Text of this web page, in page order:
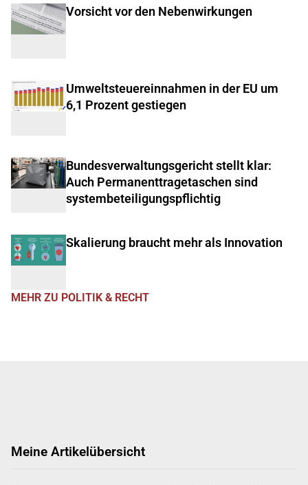
Vorsicht vor den Nebenwirkungen
Umweltsteuereinnahmen in der EU um
6,1 Prozent gestiegen
Bundesverwaltungsgericht stellt klar:
Auch Permanenttragetaschen sind
systembeteiligungspflichtig
Skalierung braucht mehr als Innovation
MEHR ZU POLITIK & RECHT
Meine Artikelübersicht